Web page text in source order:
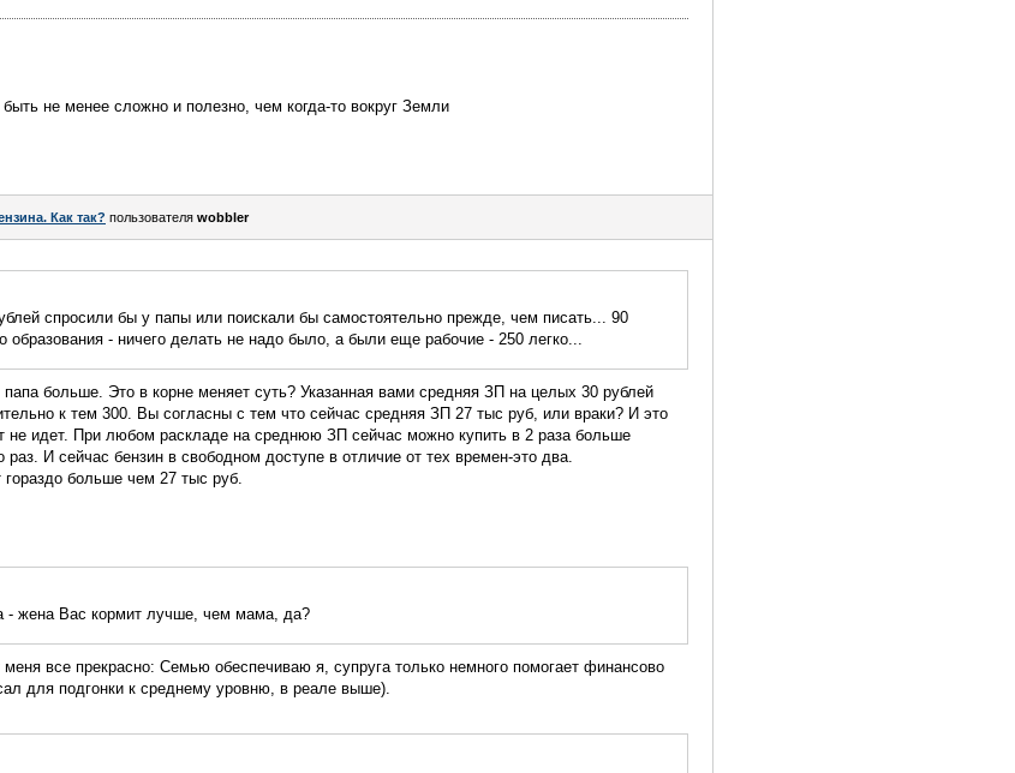
не менее сложно и полезно, чем когда-то вокруг Земли
Как так? пользователя wobbler
спросили бы у папы или поискали бы самостоятельно прежде, чем писать... 90
образования - ничего делать не надо было, а были еще рабочие - 250 легко...
больше. Это в корне меняет суть? Указанная вами средняя ЗП на целых 30 рублей
к тем 300. Вы согласны с тем что сейчас средняя ЗП 27 тыс руб, или враки? И это
не идет. При любом раскладе на среднюю ЗП сейчас можно купить в 2 раза больше
И сейчас бензин в свободном доступе в отличие от тех времен-это два.
больше чем 27 тыс руб.
- жена Вас кормит лучше, чем мама, да?
все прекрасно: Семью обеспечиваю я, супруга только немного помогает финансово
для подгонки к среднему уровню, в реале выше).